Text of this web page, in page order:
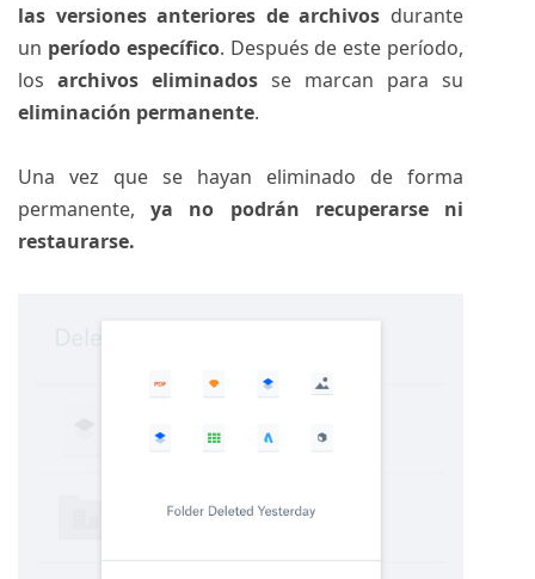
las versiones anteriores de archivos durante
un período específico. Después de este período,
los archivos eliminados se marcan para su
eliminación permanente.
Una vez que se hayan eliminado de forma
permanente,ya no podrán recuperarse ni
restaurarse.